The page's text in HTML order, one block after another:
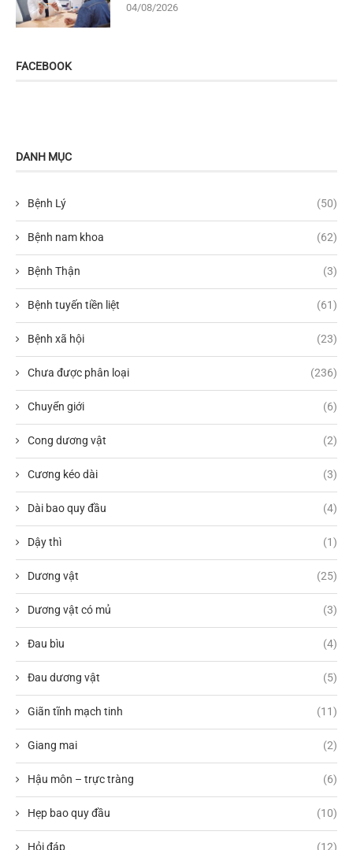
04/08/2026
FACEBOOK
DANH MỤC
Bệnh Lý (50)
Bệnh nam khoa (62)
Bệnh Thận (3)
Bệnh tuyến tiền liệt (61)
Bệnh xã hội (23)
Chưa được phân loại (236)
Chuyển giới (6)
Cong dương vật (2)
Cương kéo dài (3)
Dài bao quy đầu (4)
Dậy thì (1)
Dương vật (25)
Dương vật có mủ (3)
Đau bìu (4)
Đau dương vật (5)
Giãn tĩnh mạch tinh (11)
Giang mai (2)
Hậu môn – trực tràng (6)
Hẹp bao quy đầu (10)
Hỏi đáp (12)